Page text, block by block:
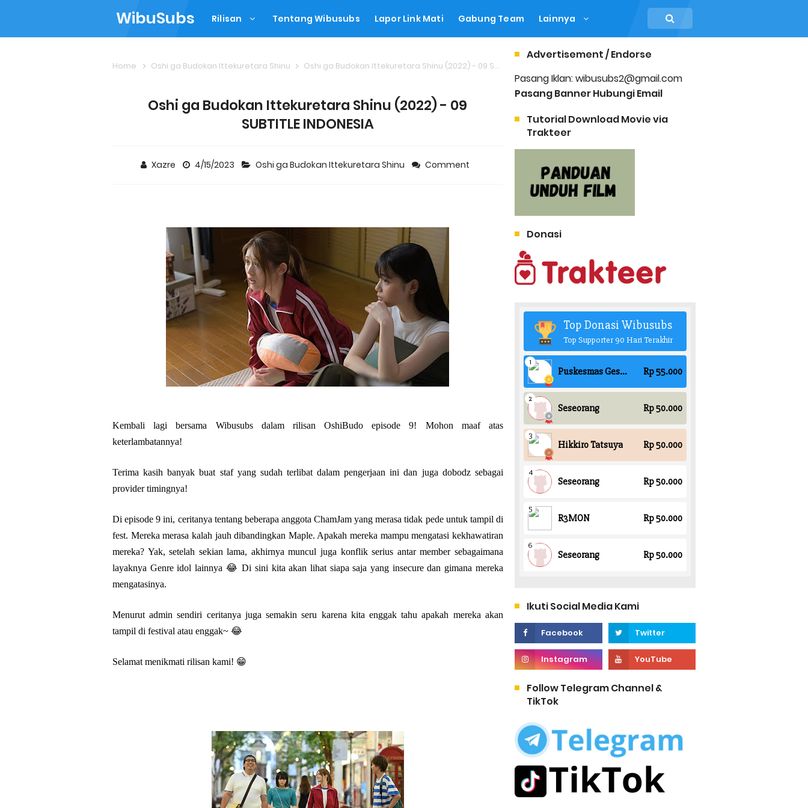
WibuSubs Rilisan Tentang Wibusubs Lapor Link Mati Gabung Team Lainnya
Home Oshi ga Budokan Ittekuretara Shinu Oshi ga Budokan Ittekuretara Shinu (2022) - 09 SUBTITLE INDONESIA
Oshi ga Budokan Ittekuretara Shinu (2022) - 09
SUBTITLE INDONESIA
Xazre 4/15/2023 Oshi ga Budokan Ittekuretara Shinu Comment
Kembali lagi bersama Wibusubs dalam rilisan OshiBudo episode 9! Mohon maaf atas
keterlambatannya!
Terima kasih banyak buat staf yang sudah terlibat dalam pengerjaan ini dan juga dobodz sebagai
provider timingnya!
Di episode 9 ini, ceritanya tentang beberapa anggota ChamJam yang merasa tidak pede untuk tampil di
fest. Mereka merasa kalah jauh dibandingkan Maple. Apakah mereka mampu mengatasi kekhawatiran
mereka? Yak, setelah sekian lama, akhirnya muncul juga konflik serius antar member sebagaimana
layaknya Genre idol lainnya 😂 Di sini kita akan lihat siapa saja yang insecure dan gimana mereka
mengatasinya.
Menurut admin sendiri ceritanya juga semakin seru karena kita enggak tahu apakah mereka akan
tampil di festival atau enggak~ 😂
Selamat menikmati rilisan kami! 😁
Advertisement / Endorse
Pasang Iklan: wibusubs2@gmail.com
Pasang Banner Hubungi Email
Tutorial Download Movie via
Trakteer
Donasi
Ikuti Social Media Kami
Follow Telegram Channel &
TikTok